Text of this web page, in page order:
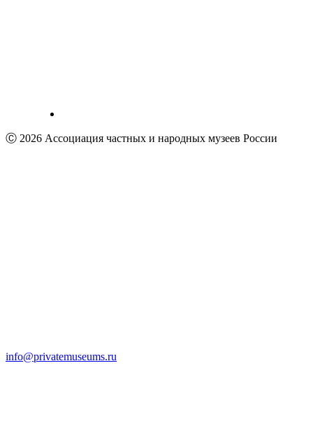
Ⓒ 2026 Ассоциация частных и народных музеев России
info@privatemuseums.ru